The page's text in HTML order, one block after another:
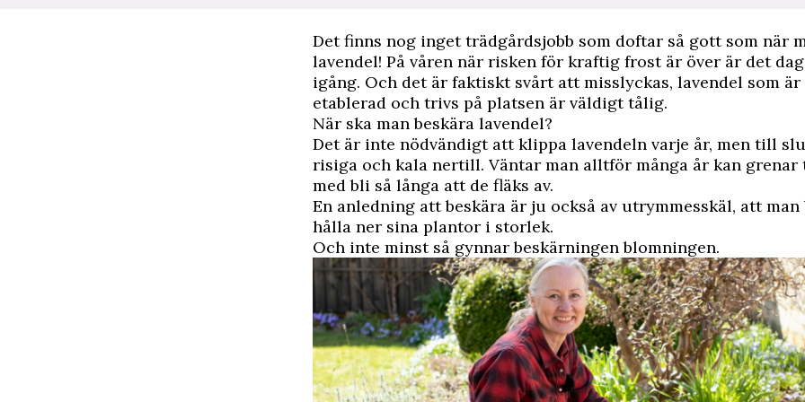
Det finns nog inget trädgårdsjobb som doftar så gott som när
lavendel! På våren när risken för kraftig frost är över är det
igång. Och det är faktiskt svårt att misslyckas, lavendel som är
etablerad och trivs på platsen är väldigt tålig.
När ska man beskära lavendel?
Det är inte nödvändigt att klippa lavendeln varje år, men till
risiga och kala nertill. Väntar man alltför många år kan
med bli så långa att de fläks av.
En anledning att beskära är ju också av utrymmesskäl, att man
hålla ner sina plantor i storlek.
Och inte minst så gynnar beskärningen blomningen.